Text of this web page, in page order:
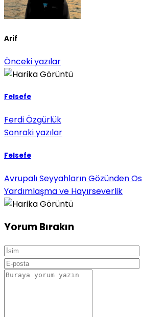
Arif
Önceki yazılar
Felsefe
Ferdi Özgürlük
Sonraki yazılar
Felsefe
Avrupalı Seyyahların Gözünden
Yardımlaşma ve Hayırseverlik
Yorum Bırakın